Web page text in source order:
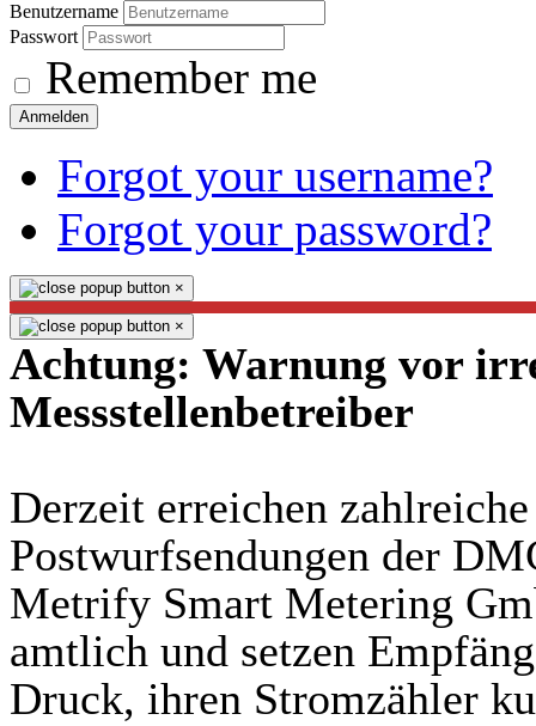
Benutzername
Passwort
Remember me
Anmelden
Forgot your username?
Forgot your password?
×
×
Achtung: Warnung vor
Messstellenbetreiber
Derzeit erreichen
Postwurfsendungen der
Metrify Smart Metering
amtlich und setzen
Druck, ihren Stromzähler